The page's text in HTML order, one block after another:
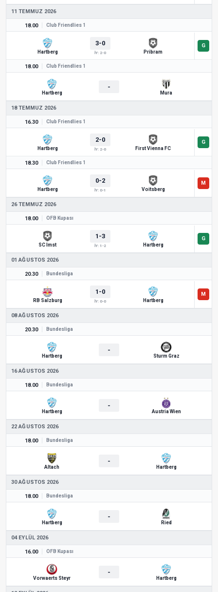
11 TEMMUZ 2026
18.00 Club Friendlies 1
Hartberg
3-0
İY: 2-0 Pribram
18.00 Club Friendlies 1
Hartberg
-
Mura
18 TEMMUZ 2026
16.30 Club Friendlies 1
Hartberg
2-0
İY: 2-0 First Vienna FC
18.30 Club Friendlies 1
Hartberg
0-2
İY: 0-1 Voitsberg
26 TEMMUZ 2026
18.00 ÖFB Kupası
SC Imst
1-3
İY: 1-2 Hartberg
01 AĞUSTOS 2026
20.30 Bundesliga
RB Salzburg
1-0
İY: 0-0 Hartberg
08 AĞUSTOS 2026
20.30 Bundesliga
Hartberg
-
Sturm Graz
16 AĞUSTOS 2026
18.00 Bundesliga
Hartberg
-
Austria Wien
22 AĞUSTOS 2026
18.00 Bundesliga
Altach
-
Hartberg
30 AĞUSTOS 2026
18.00 Bundesliga
Hartberg
-
Ried
04 EYLÜL 2026
16.00 ÖFB Kupası
Vorwaerts Steyr
-
Hartberg